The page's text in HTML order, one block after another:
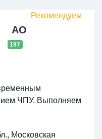
АО
197
ЧПУ. Выполняем
по
3-4 оси,
Московская